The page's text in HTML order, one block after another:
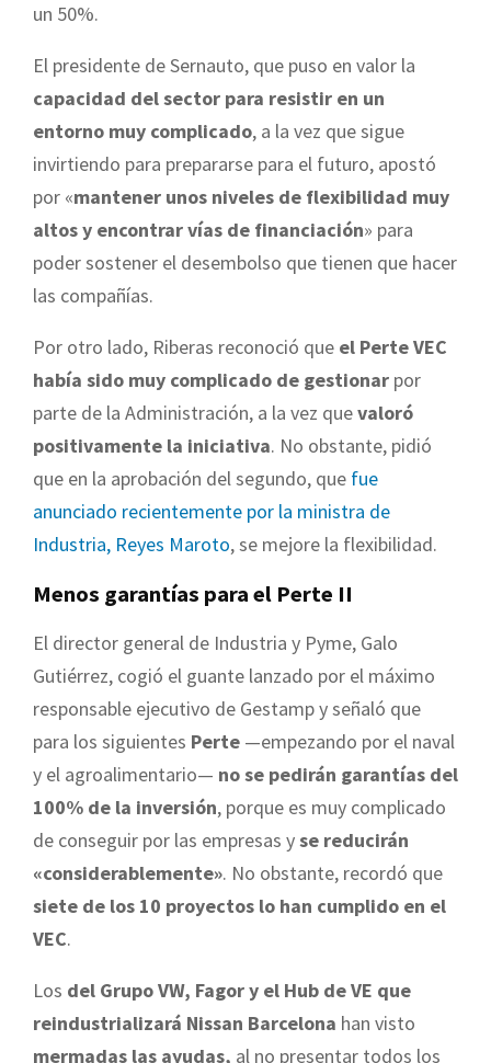
un 50%.
El presidente de Sernauto, que puso en valor la
capacidad del sector para resistir en un
entorno muy complicado, a la vez que sigue
invirtiendo para prepararse para el futuro, apostó
por «mantener unos niveles de flexibilidad muy
altos y encontrar vías de financiación» para
poder sostener el desembolso que tienen que hacer
las compañías.
Por otro lado, Riberas reconoció que el Perte VEC
había sido muy complicado de gestionar por
parte de la Administración, a la vez quevaloró
positivamente la iniciativa. No obstante, pidió
que en la aprobación del segundo, que fue
anunciado recientemente por la ministra de
Industria, Reyes Maroto, se mejore la flexibilidad.
Menos garantías para el Perte II
El director general de Industria y Pyme, Galo
Gutiérrez, cogió el guante lanzado por el máximo
responsable ejecutivo de Gestamp y señaló que
para los siguientes Perte —empezando por el naval
y el agroalimentario— no se pedirán garantías del
100% de la inversión, porque es muy complicado
de conseguir por las empresas yse reducirán
«considerablemente». No obstante, recordó que
siete de los 10 proyectos lo han cumplido en el
VEC.
Los del Grupo VW, Fagor y el Hub de VE que
reindustrializará Nissan Barcelona han visto
mermadas las ayudas, al no presentar todos los